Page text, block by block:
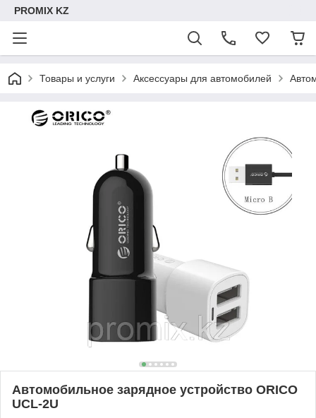
PROMIX KZ
Товары и услуги Аксессуары для автомобилей
Автомобильное зарядное устройство ORICO
UCL-2U